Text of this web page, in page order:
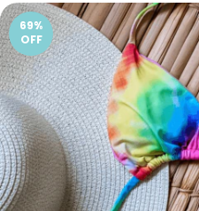
69%
OFF